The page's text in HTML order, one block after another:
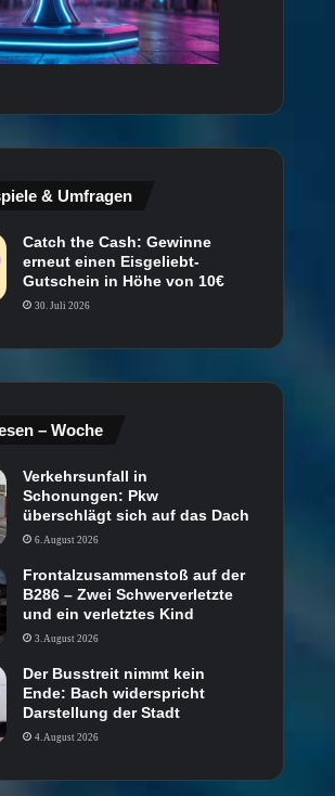
& Umfragen
Catch the Cash: Gewinne
erneut einen Eisgeliebt-
Gutschein in Höhe von 10€
30. Juli 2026
– Woche
Verkehrsunfall in
Schonungen: Pkw
überschlägt sich auf das Dach
6. August 2026
Frontalzusammenstoß auf der
B286 – Zwei Schwerverletzte
und ein verletztes Kind
3. August 2026
Der Busstreit nimmt kein
Ende: Bach widerspricht
Darstellung der Stadt
4. August 2026